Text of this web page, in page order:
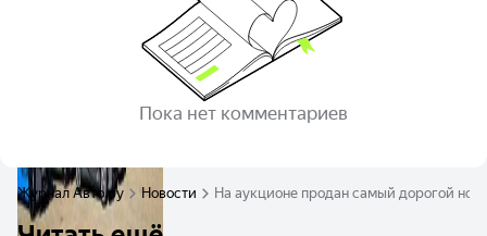
Пока нет комментариев
Журнал Авто.ру Новости На аукционе продан самый дорогой